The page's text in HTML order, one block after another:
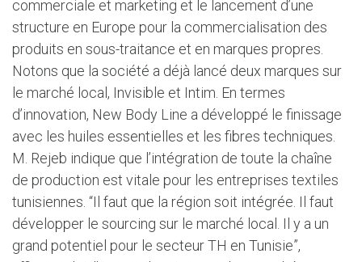
commerciale et marketing et le lancement d’une
structure en Europe pour la commercialisation des
produits en sous-traitance et en marques propres.
Notons que la société a déjà lancé deux marques sur
le marché local, Invisible et Intim. En termes
d’innovation, New Body Line a développé le finissage
avec les huiles essentielles et les fibres techniques.
M. Rejeb indique que l’intégration de toute la chaîne
de production est vitale pour les entreprises textiles
tunisiennes. “Il faut que la région soit intégrée. Il faut
développer le sourcing sur le marché local. Il y a un
grand potentiel pour le secteur TH en Tunisie”,